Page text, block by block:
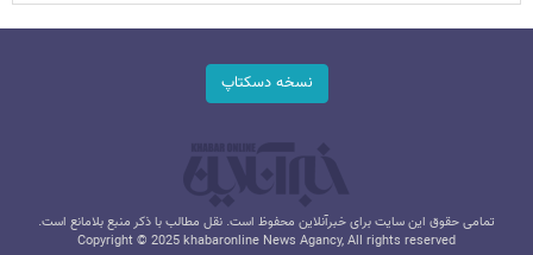
نسخه دسکتاپ
تمامی حقوق این سایت برای خبرآنلاین محفوظ است. نقل مطالب با ذکر منبع بلامانع است.
Copyright © 2025 khabaronline News Agancy, All rights reserved